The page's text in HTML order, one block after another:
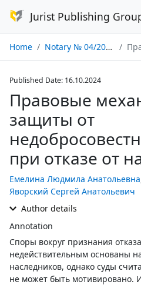
Jurist Publishing
Home Notary № 04/2024 Правовые
Published Date: 16.10.2024
Правовые
защиты от
при отказе от
Емелина Людмила Анатольевна
Яворский Сергей Анатольевич
Author details
Annotation
Споры вокруг признания
недействительным основаны
наследников, однако суды
не может быть мотивировано.